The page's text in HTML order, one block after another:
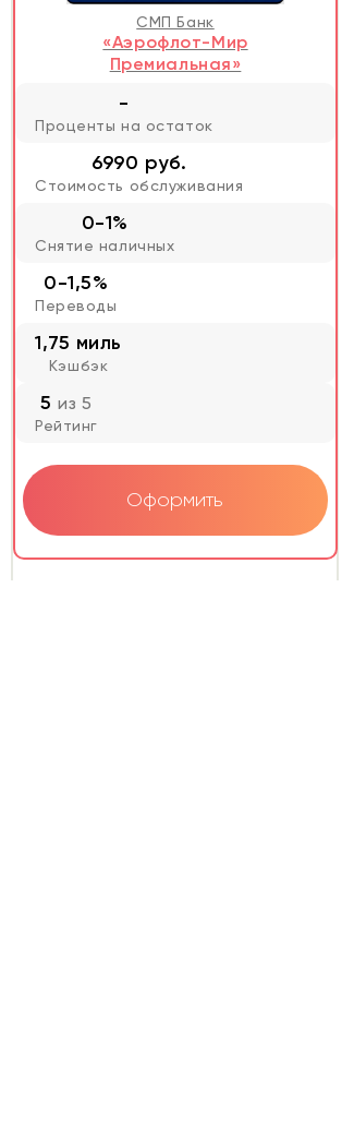
СМП Банк
«Аэрофлот-Мир
Премиальная»
-
Проценты на остаток
6990 руб.
Стоимость обслуживания
0-1%
Снятие наличных
0-1,5%
Переводы
1,75 миль
Кэшбэк
5из 5
Рейтинг
Оформить